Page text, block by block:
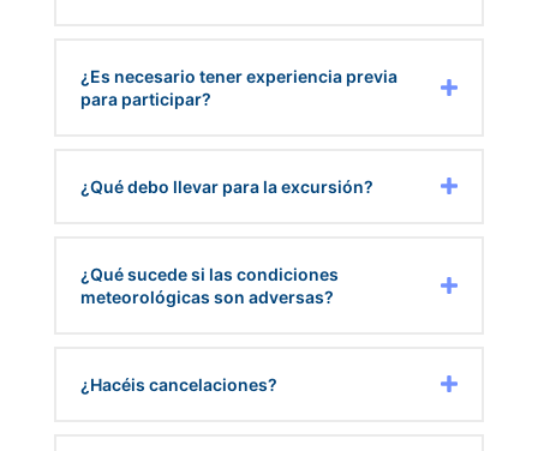
¿Es necesario tener experiencia previa
para participar?
¿Qué debo llevar para la excursión?
¿Qué sucede si las condiciones
meteorológicas son adversas?
¿Hacéis cancelaciones?